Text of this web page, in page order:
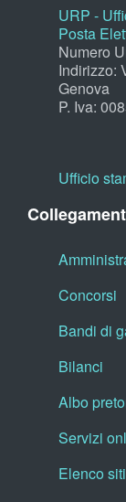
URP -
Posta
Numero
Indirizzo:
Genova
P. Iva:
Ufficio
Concorsi
Bandi di
Bilanci
Albo
Servizi
Elenco